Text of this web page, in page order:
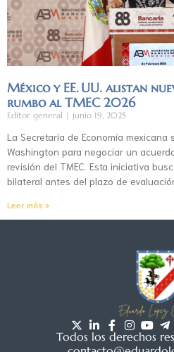
México y EE. UU. alistan
rumbo al TMEC 2026
Editor general junio 19, 2025
La Secretaría de Economía mexicana
Washington para negociar un
revisión del TMEC. Esta iniciativa
bilateral antes del plazo de
Leer más »
Todos los derechos